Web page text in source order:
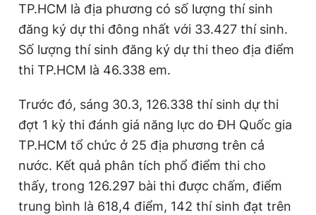
TP.HCM là địa phương có số lượng thí sinh
đăng ký dự thi đông nhất với 33.427 thí sinh.
Số lượng thí sinh đăng ký dự thi theo địa điểm
thi TP.HCM là 46.338 em.
Trước đó, sáng 30.3, 126.338 thí sinh dự thi
đợt 1 kỳ thi đánh giá năng lực do ĐH Quốc gia
TP.HCM tổ chức ở 25 địa phương trên cả
nước. Kết quả phân tích phổ điểm thi cho
thấy, trong 126.297 bài thi được chấm, điểm
trung bình là 618,4 điểm, 142 thí sinh đạt trên